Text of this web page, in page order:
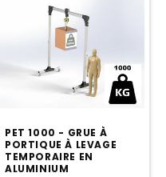
PET 1000 - GRUE À
PORTIQUE À LEVAGE
TEMPORAIRE EN
ALUMINIUM